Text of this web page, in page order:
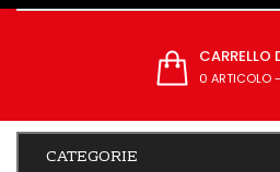
CARRELLO
0 ARTICOLO-
CATEGORIE